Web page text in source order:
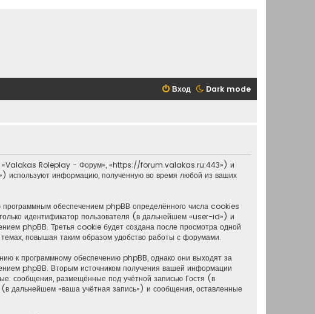
Dark mode
Вход
«Valakas Roleplay - Форум», «https://forum.valakas.ru:443») и
информацию, полученную во время любой из ваших
обеспечением phpBB определённого числа cookies
идентификатор пользователя (в дальнейшем «user-id») и
phpBB. Третья cookie будет создана после просмотра одной
повышая таким образом удобство работы с форумами.
к программному обеспечению phpBB, однако они выходят за
phpBB. Вторым источником получения вашей информации
сообщения, размещённые под учётной записью Гостя (в
дальнейшем «ваша учётная запись») и сообщения, оставленные